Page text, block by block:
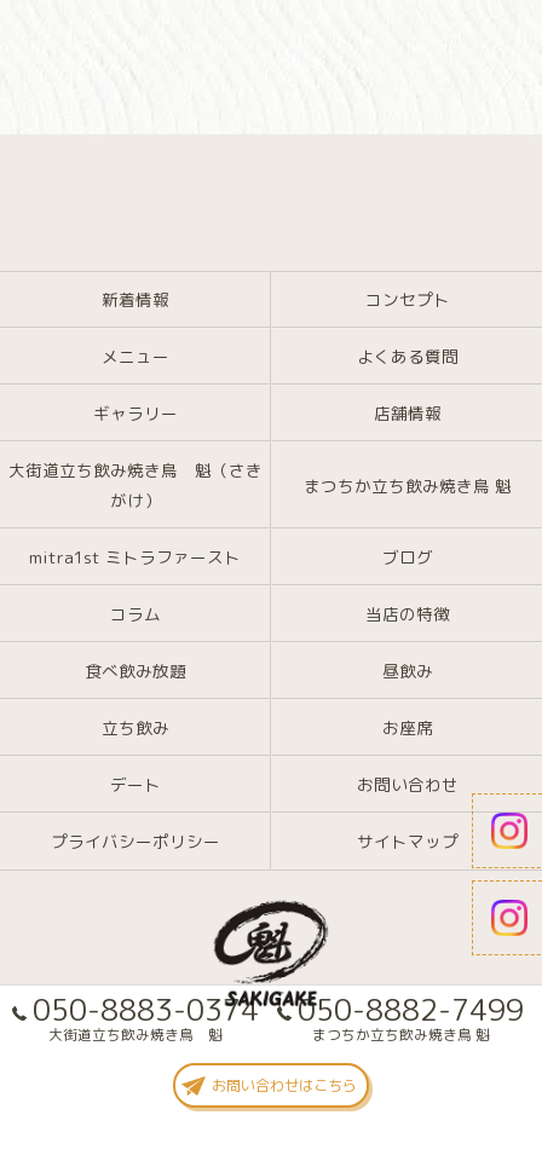
050-8883-0374
大街道立ち飲み焼き鳥 魁
050-8882-7499
まつちか立ち飲み焼き鳥 魁
お問い合わせはこちら
新着情報 コンセプト
メニュー よくある質問
ギャラリー 店舗情報
大街道立ち飲み焼き鳥 魁（さき
がけ）
まつちか立ち飲み焼き鳥 魁
mitra1st ミトラファースト ブログ
コラム 当店の特徴
食べ飲み放題 昼飲み
立ち飲み お座席
デート お問い合わせ
プライバシーポリシー サイトマップ
© 2026 愛媛県大街道の焼き鳥なら大街道立ち飲み焼き鳥 魁(さきがけ) ALL
RIGHTS RESERVED.